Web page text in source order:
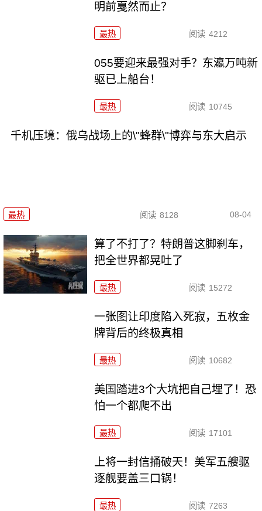
明前戛然而止？
最热 阅读 4212
055要迎来最强对手？东瀛万吨新
驱已上船台！
最热 阅读 10745
千机压境：俄乌战场上的\"蜂群\"博弈与东大启示
最热 阅读 8128 08-04
算了不打了？特朗普这脚刹车，
把全世界都晃吐了
最热 阅读 15272
一张图让印度陷入死寂，五枚金
牌背后的终极真相
最热 阅读 10682
美国踏进3个大坑把自己埋了！恐
怕一个都爬不出
最热 阅读 17101
上将一封信捅破天！美军五艘驱
逐舰要盖三口锅！
最热 阅读 7263